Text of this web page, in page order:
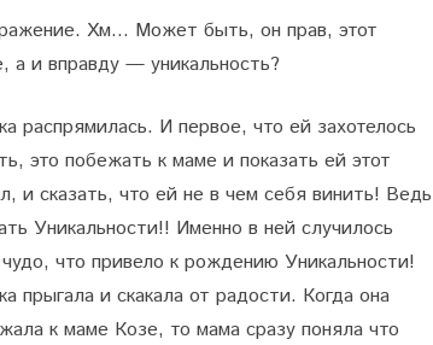
Хм… Может быть, он прав, этот
и вправду — уникальность?
распрямилась. И первое, что ей захотелось
это побежать к маме и показать ей этот
и сказать, что ей не в чем себя винить! Ведь
Уникальности!! Именно в ней случилось
что привело к рождению Уникальности!
прыгала и скакала от радости. Когда она
к маме Козе, то мама сразу поняла что